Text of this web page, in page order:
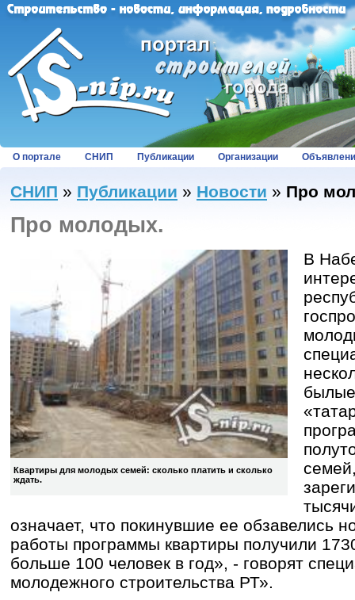
О портале СНИП Публикации Организации
СНИП » Публикации » Новости » Про
Про молодых.
Квартиры для молодых семей: сколько платить и сколько
ждать.
В
былые
означает, что покинувшие ее обзавелись
работы программы квартиры получили
больше 100 человек в год», - говорят
молодежного строительства РТ».